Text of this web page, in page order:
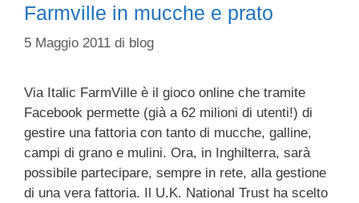
Farmville in mucche e prato
5 Maggio 2011 di blog
Via Italic FarmVille è il gioco online che tramite
Facebook permette (già a 62 milioni di utenti!) di
gestire una fattoria con tanto di mucche, galline,
campi di grano e mulini. Ora, in Inghilterra, sarà
possibile partecipare, sempre in rete, alla gestione
di una vera fattoria. Il U.K. National Trust ha scelto